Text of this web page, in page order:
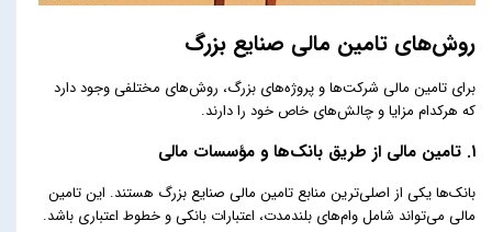
روش‌های تامین مالی صنایع بزرگ
برای تامین مالی شرکت‌ها و پروژه‌های بزرگ، روش‌های مختلفی وجود دارد
که هرکدام مزایا و چالش‌های خاص خود را دارند.
۱. تامین مالی از طریق بانک‌ها و مؤسسات مالی
بانک‌ها یکی از اصلی‌ترین منابع تامین مالی صنایع بزرگ هستند. این تامین
مالی می‌تواند شامل وام‌های بلندمدت، اعتبارات بانکی و خطوط اعتباری باشد.